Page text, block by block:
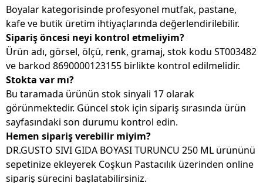
Boyalar kategorisinde profesyonel mutfak, pastane,
kafe ve butik üretim ihtiyaçlarında değerlendirilebilir.
Sipariş öncesi neyi kontrol etmeliyim?
Ürün adı, görsel, ölçü, renk, gramaj, stok kodu ST003482
ve barkod 8690000123155 birlikte kontrol edilmelidir.
Stokta var mı?
Bu taramada ürünün stok sinyali 17 olarak
görünmektedir. Güncel stok için sipariş sırasında ürün
sayfasındaki son durumu kontrol edin.
Hemen sipariş verebilir miyim?
DR.GUSTO SIVI GIDA BOYASI TURUNCU 250 ML ürününü
sepetinize ekleyerek Coşkun Pastacılık üzerinden online
sipariş sürecini başlatabilirsiniz.